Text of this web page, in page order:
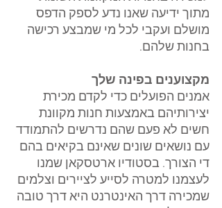
מתוך ידיעה שאנו נדע לספק הדפס
מושלם ועקבי לכל מי שמבצע רכישה
בחנות שלהם.
מקצוענים בפינה שלך
אמנים הפועלים כדי לקדם מכירת
יצירותיהם באמצעות חנות מקוונת
חשים לא פעם שהם נדרשים להתמודד
עם נושאים שונים שאינם בקיאים בהם
די הצורך. בסטודיו ארטסקאן שמנו
לעצמנו למטרה לסייע לציירים וצלמים
שמכירה דרך האינטרנט היא דרך טובה